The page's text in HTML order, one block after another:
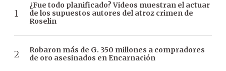
¿Fue todo planificado? Videos muestran el actuar
de los supuestos autores del atroz crimen de
Roselin
Robaron más de G. 350 millones a compradores
de oro asesinados en Encarnación